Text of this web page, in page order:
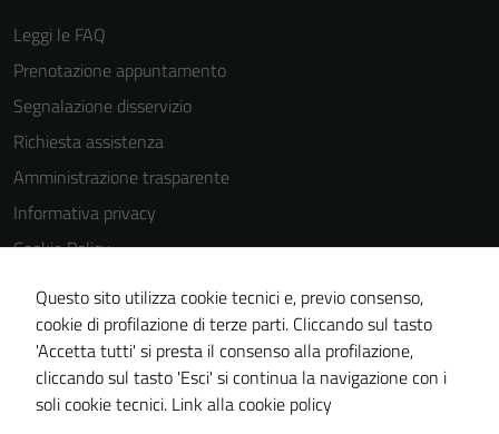
Leggi le FAQ
Prenotazione appuntamento
Segnalazione disservizio
Richiesta assistenza
Amministrazione trasparente
Informativa privacy
Cookie Policy
Note legali
Dichiarazione di accessibilità
Piano di miglioramento del sito
Statistiche sito web
Questo sito utilizza cookie tecnici e, previo consenso,
cookie di profilazione di terze parti. Cliccando sul tasto
'Accetta tutti' si presta il consenso alla profilazione,
cliccando sul tasto 'Esci' si continua la navigazione con i
soli cookie tecnici. Link alla cookie policy